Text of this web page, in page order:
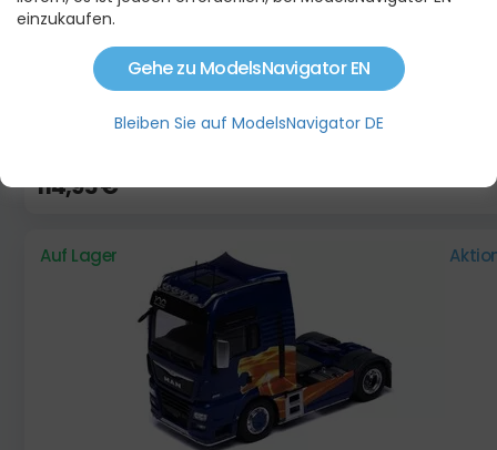
PACTON ANTHRAZITFARBENES VERSENKBARES
114,95 €
Auf Lager
einzukaufen.
Gehe zu ModelsNavigator EN
Bleiben Sie auf ModelsNavigator DE